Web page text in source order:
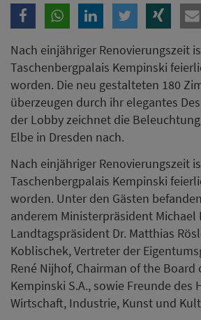
Nach einjähriger Renovierungszeit
Taschenbergpalais Kempinski
worden. Die neu gestalteten 180
überzeugen durch ihr elegantes
der Lobby zeichnet die
Elbe in Dresden nach.
Nach einjähriger Renovierungszeit
Taschenbergpalais Kempinski
worden. Unter den Gästen
anderem Ministerpräsident Michael
Landtagspräsident Dr. Matthias
Koblischek, Vertreter der
René Nijhof, Chairman of the Board
Kempinski S.A., sowie Freunde des
Wirtschaft, Industrie, Kunst und